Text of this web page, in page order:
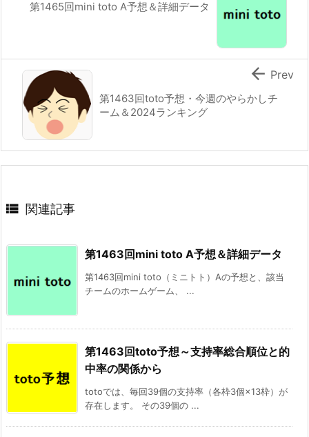
第1465回mini toto A予想＆詳細データ
第1463回toto予想・今週のやらかしチ
ーム＆2024ランキング
 Prev
 関連記事
第1463回mini toto A予想＆詳細データ
第1463回mini toto（ミニトト）Aの予想と、該当
チームのホームゲーム、 ...
第1463回toto予想～支持率総合順位と的
中率の関係から
totoでは、毎回39個の支持率（各枠3個×13枠）が
存在します。 その39個の ...